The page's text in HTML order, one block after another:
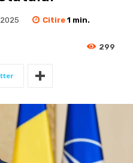
Citire 1 min.
299